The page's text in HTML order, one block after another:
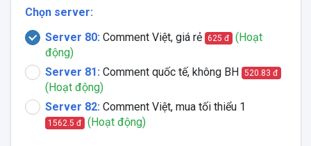
Chọn server:
Server 80: Comment Việt, giá rẻ 625 đ
(Hoạt
động)
Server 81: Comment quốc tế, không BH 520.83 đ
(Hoạt động)
Server 82: Comment Việt, mua tối thiểu 1
1562.5 đ (Hoạt động)